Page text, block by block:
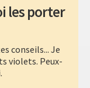
les porter
conseils... Je
violets. Peux-